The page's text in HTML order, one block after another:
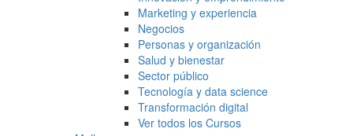
Marketing y experiencia
Negocios
Personas y organización
Salud y bienestar
Sector público
Tecnología y data science
Transformación digital
Ver todos los Cursos